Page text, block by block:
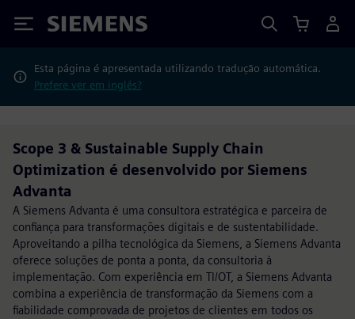
Siemens
Esta página é apresentada utilizando tradução automática.
Prefere ver em inglês?
Scope 3 & Sustainable Supply Chain
Optimization é desenvolvido por Siemens
Advanta
A Siemens Advanta é uma consultora estratégica e parceira de
confiança para transformações digitais e de sustentabilidade.
Aproveitando a pilha tecnológica da Siemens, a Siemens Advanta
oferece soluções de ponta a ponta, da consultoria à
implementação. Com experiência em TI/OT, a Siemens Advanta
combina a experiência de transformação da Siemens com a
fiabilidade comprovada de projetos de clientes em todos os